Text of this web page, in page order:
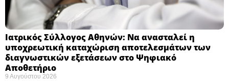
Ιατρικός Σύλλογος Αθηνών: Να ανασταλεί η
υποχρεωτική καταχώριση αποτελεσμάτων των
διαγνωστικών εξετάσεων στο Ψηφιακό
Αποθετήριο ​
9 Αυγούστου 2026